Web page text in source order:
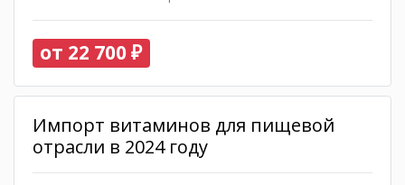
от 22 700 ₽
Импорт витаминов для пищевой
отрасли в 2024 году